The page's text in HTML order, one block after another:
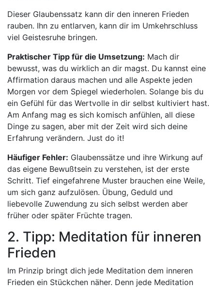
Dieser Glaubenssatz kann dir den inneren Frieden
rauben. Ihn zu entlarven, kann dir im Umkehrschluss
viel Geistesruhe bringen.
Praktischer Tipp für die Umsetzung: Mach dir
bewusst, was du wirklich an dir magst. Du kannst eine
Affirmation daraus machen und alle Aspekte jeden
Morgen vor dem Spiegel wiederholen. Solange bis du
ein Gefühl für das Wertvolle in dir selbst kultiviert hast.
Am Anfang mag es sich komisch anfühlen, all diese
Dinge zu sagen, aber mit der Zeit wird sich deine
Erfahrung verändern. Just do it!
Häufiger Fehler: Glaubenssätze und ihre Wirkung auf
das eigene Bewußtsein zu verstehen, ist der erste
Schritt. Tief eingefahrene Muster brauchen eine Weile,
um sich ganz aufzulösen. Übung, Geduld und
liebevolle Zuwendung zu sich selbst werden aber
früher oder später Früchte tragen.
2. Tipp: Meditation für inneren
Frieden
Im Prinzip bringt dich jede Meditation dem inneren
Frieden ein Stückchen näher. Denn jede Meditation